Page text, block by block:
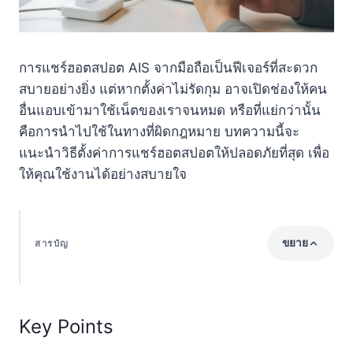
การแชร์ฮอตสปอต AIS จากมือถือเป็นฟีเจอร์ที่สะดวก
สบายอย่างยิ่ง แต่หากตั้งค่าไม่รัดกุม อาจเปิดช่องให้คน
อื่นแอบเข้ามาใช้เน็ตของเราจนหมด หรือที่แย่กว่านั้น
คือการนำไปใช้ในทางที่ผิดกฎหมาย บทความนี้จะ
แนะนำวิธีตั้งค่าการแชร์ฮอตสปอตให้ปลอดภัยที่สุด เพื่อ
ให้คุณใช้งานได้อย่างสบายใจ
สารบัญ ขยาย
ทำไมการตั้งค่าความปลอดภัยให้ฮอตสปอต AIS จึง
สำคัญ?
Key Points